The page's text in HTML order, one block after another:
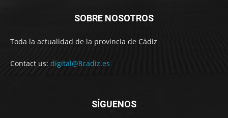
SOBRE NOSOTROS
Toda la actualidad de la provincia de Cádiz
Contact us: digital@8cadiz.es
SÍGUENOS